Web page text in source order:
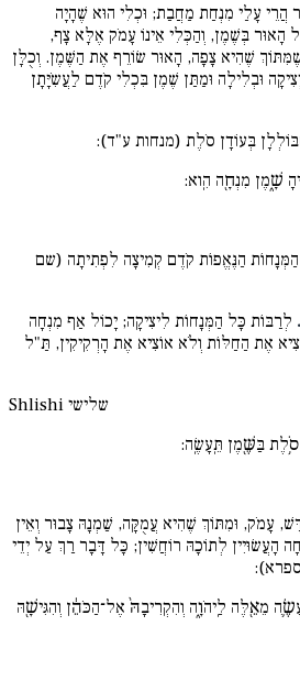
הֲרֵי עָלַי מִנְחַת מַחֲבַת; וּכְלִי הוּא שֶׁהָיָה
הָאוּר בְּשֶׁמֶן, וְהַכְּלִי אֵינוֹ עָמֹק אֶלָּא צָף,
שֶׁהִיא צָפָה, הָאוּר שׂוֹרֵף אֶת הַשֶּׁמֶן. וְכֻלָּן
וּבְלִילָה וּמַתַּן שֶׁמֶן בִּכְלִי קֹדֶם לַעֲשִֹיָּתָן
בְּעוֹדָן סֹלֶת (מנחות ע"ד):
שָׁ֑מֶן מִנְחָ֖ה הִֽוא:
הַנֶּאֱפוֹת קֹדֶם קְמִיצָה לִפְתִיתָה (שם
לְרַבּוֹת כָּל הַמְּנָחוֹת לִיצִיקָה; יָכוֹל אַף מִנְחָה
אֶת הַחַלּוֹת וְלֹא אוֹצִיא אֶת הָרְקִיקִין, תַּ"ל
Shlishi שלישי
סֹ֥לֶת בַּשֶּׁ֖מֶן תֵּֽעָשֶֽׂה:
עָמֹק, וּמִתּוֹךְ שֶׁהִיא עֲמֻקָּה, שַׁמְנָהּ צָבוּר וְאֵין
הָעֲשׂוּיִין לְתוֹכָהּ רוֹחֲשִׁין; כָּל דָּבָר רַךְ עַל יְדֵי
מֵאֵ֖לֶּה לַֽיהֹוָ֑ה וְהִקְרִיבָהּ֙ אֶל־הַכֹּהֵ֔ן וְהִגִּישָׁ֖הּ